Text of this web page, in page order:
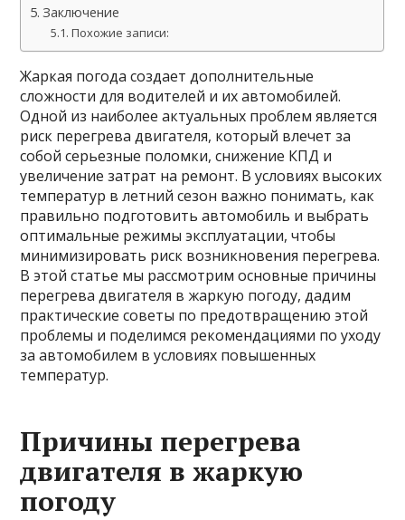
Заключение
Похожие записи:
Жаркая погода создает дополнительные
сложности для водителей и их автомобилей.
Одной из наиболее актуальных проблем является
риск перегрева двигателя, который влечет за
собой серьезные поломки, снижение КПД и
увеличение затрат на ремонт. В условиях высоких
температур в летний сезон важно понимать, как
правильно подготовить автомобиль и выбрать
оптимальные режимы эксплуатации, чтобы
минимизировать риск возникновения перегрева.
В этой статье мы рассмотрим основные причины
перегрева двигателя в жаркую погоду, дадим
практические советы по предотвращению этой
проблемы и поделимся рекомендациями по уходу
за автомобилем в условиях повышенных
температур.
Причины перегрева
двигателя в жаркую
погоду